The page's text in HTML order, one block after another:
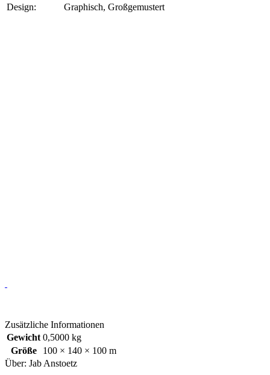
Design:
Graphisch, Großgemustert
Zusätzliche Informationen
Gewicht 0,5000 kg
Größe
100 × 140 × 100 m
Über: Jab Anstoetz